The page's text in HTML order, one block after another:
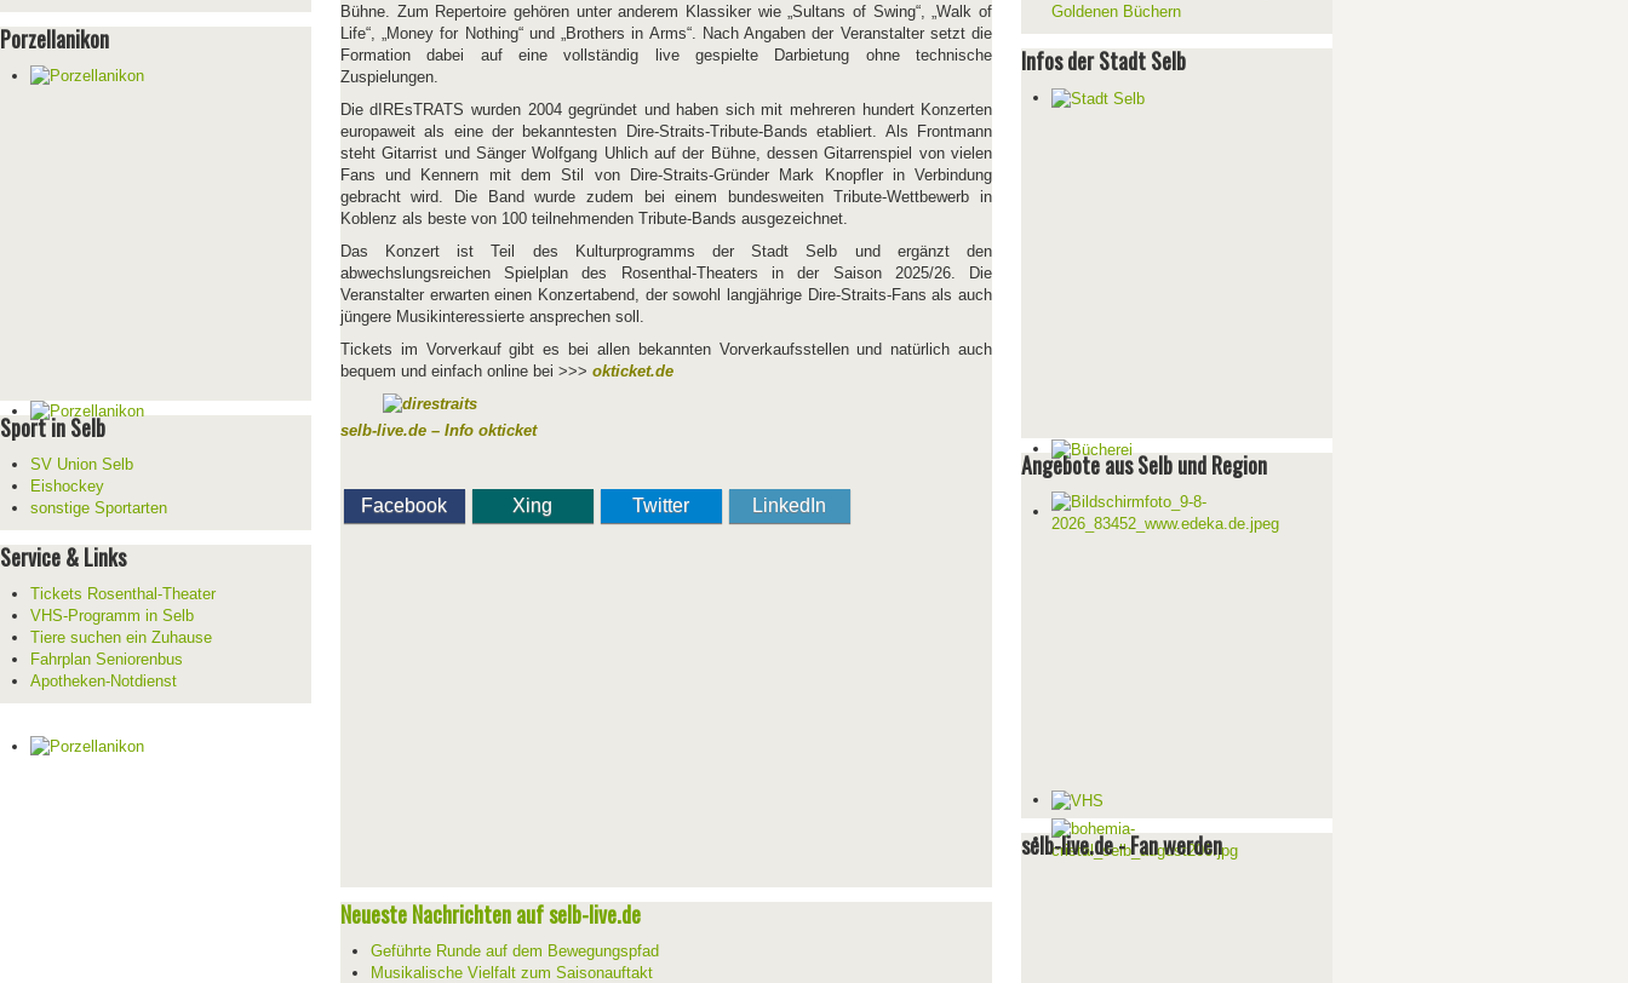
Porzellanikon
Sport in Selb
SV Union Selb
Eishockey
sonstige Sportarten
Service & Links
Tickets Rosenthal-Theater
VHS-Programm in Selb
Tiere suchen ein Zuhause
Fahrplan Seniorenbus
Apotheken-Notdienst
Bühne. Zum Repertoire gehören unter anderem Klassiker wie „Sultans of Swing“, „Walk of
Life“, „Money for Nothing“ und „Brothers in Arms“. Nach Angaben der Veranstalter setzt die
Formation dabei auf eine vollständig live gespielte Darbietung ohne technische
Zuspielungen.
Die dIREsTRATS wurden 2004 gegründet und haben sich mit mehreren hundert Konzerten
europaweit als eine der bekanntesten Dire-Straits-Tribute-Bands etabliert. Als Frontmann
steht Gitarrist und Sänger Wolfgang Uhlich auf der Bühne, dessen Gitarrenspiel von vielen
Fans und Kennern mit dem Stil von Dire-Straits-Gründer Mark Knopfler in Verbindung
gebracht wird. Die Band wurde zudem bei einem bundesweiten Tribute-Wettbewerb in
Koblenz als beste von 100 teilnehmenden Tribute-Bands ausgezeichnet.
Das Konzert ist Teil des Kulturprogramms der Stadt Selb und ergänzt den
abwechslungsreichen Spielplan des Rosenthal-Theaters in der Saison 2025/26. Die
Veranstalter erwarten einen Konzertabend, der sowohl langjährige Dire-Straits-Fans als auch
jüngere Musikinteressierte ansprechen soll.
Tickets im Vorverkauf gibt es bei allen bekannten Vorverkaufsstellen und natürlich auch
bequem und einfach online bei >>> okticket.de
selb-live.de – Info okticket
Facebook Xing Twitter LinkedIn
Neueste Nachrichten auf selb-live.de
Geführte Runde auf dem Bewegungspfad
Musikalische Vielfalt zum Saisonauftakt
Goldenen Büchern
Infos der Stadt Selb
Angebote aus Selb und Region
selb-live.de - Fan werden